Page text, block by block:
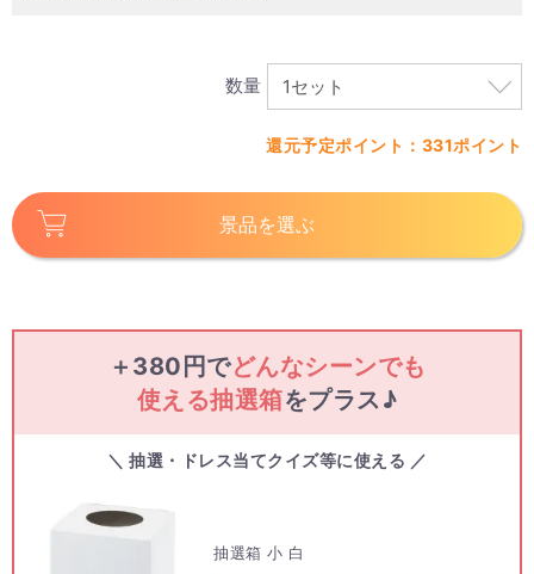
数量
還元予定ポイント：331ポイント
景品を選ぶ
＋380円でどんなシーンでも
使える抽選箱をプラス♪
＼ 抽選・ドレス当てクイズ等に使える ／
抽選箱 小 白